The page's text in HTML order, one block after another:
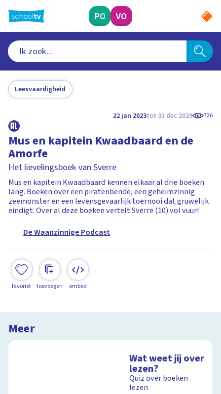
naar
hoofdinhoud
PO VO
Leesvaardigheid
22 jan 2023tot 31 dec 2029 726
Mus en kapitein Kwaadbaard en de
Amorfe
Het lievelingsboek van Sverre
Mus en kapitein Kwaadbaard kennen elkaar al drie boeken
lang. Boeken over een piratenbende, een geheimzinnig
zeemonster en een levensgevaarlijk toernooi dat gruwelijk
eindigt. Over al deze boeken vertelt Sverre (10) vol vuur!
De Waanzinnige Podcast
favoriet toevoegen embed
Meer
Wat weet jij over
lezen?
Quiz over boeken
lezen